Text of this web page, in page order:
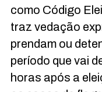
como Código
traz vedação
prendam ou
período que vai
horas após a